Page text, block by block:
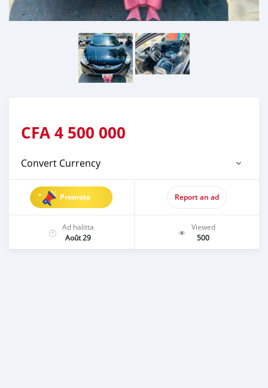
CFA4 500 000
Convert Currency
Promote Report an ad
Ad halitta
Août 29
Viewed
500